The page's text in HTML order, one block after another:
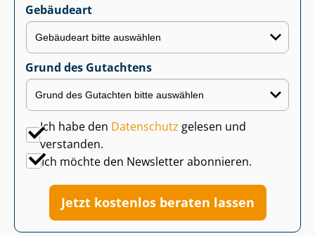
Gebäudeart
Grund des Gutachtens
Ich habe den Datenschutz gelesen und
verstanden.
Ich möchte den Newsletter abonnieren.
Jetzt kostenlos beraten lassen